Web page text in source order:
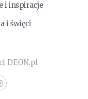
i inspiracje
i święci
DEON.pl